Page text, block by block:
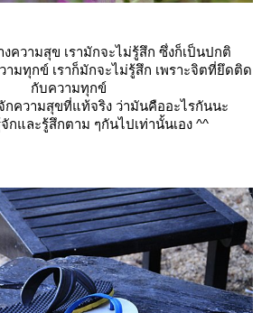
ความสุข เรามักจะไม่รู้สึก ซึ่งก็เป็นปกติ
ามทุกข์ เราก็มักจะไม่รู้สึก เพราะจิตที่ยึดติด
กับความทุกข์
กความสุขที่แท้จริง ว่ามันคืออะไรกันนะ
จักและรู้สึกตาม ๆกันไปเท่านั้นเอง ^^